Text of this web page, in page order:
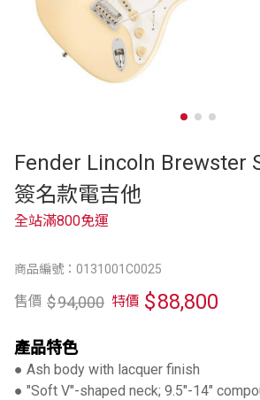
Fender Lincoln Brewster
簽名款電吉他
商品編號：0131001C0025
全站滿800免運
售價 $94,000 特價 $88,800
產品特色
● Ash body with lacquer finish
● "Soft V"-shaped neck; 9.5"-14"